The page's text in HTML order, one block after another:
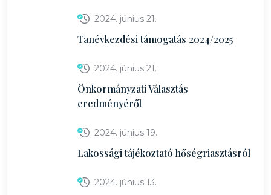
2024. június 21.
Tanévkezdési támogatás 2024/2025
2024. június 21.
Önkormányzati Választás
eredményéről
2024. június 19.
Lakossági tájékoztató hőségriasztásról
2024. június 13.